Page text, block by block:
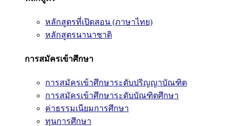
หลักสูตรที่เปิดสอน (ภาษาไทย)
หลักสูตรนานาชาติ
การสมัครเข้าศึกษา
การสมัครเข้าศึกษาระดับปริญญาบัณฑิต
การสมัครเข้าศึกษาระดับบัณฑิตศึกษา
ค่าธรรมเนียมการศึกษา
ทุนการศึกษา